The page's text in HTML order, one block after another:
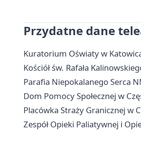
Przydatne dane
Kuratorium Oświaty w
Kościół św. Rafała
Parafia Niepokalanego Serca
Dom Pomocy Społecznej w
Placówka Straży Granicznej w
Zespół Opieki Paliatywnej i